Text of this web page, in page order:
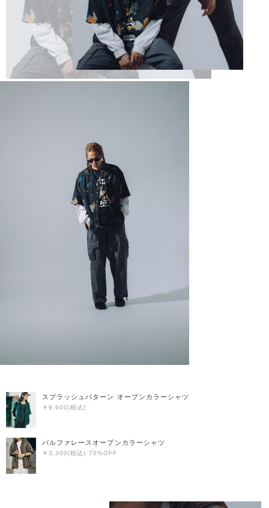
スプラッシュパターン オープンカラーシャツ
￥9,900(税込)
バルファレースオープンカラーシャツ
￥3,300(税込) 70%OFF